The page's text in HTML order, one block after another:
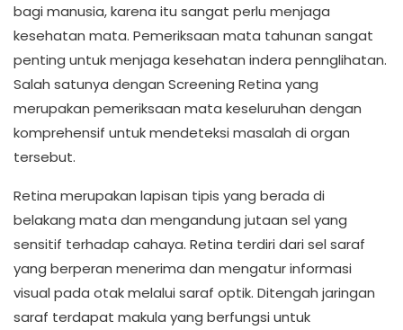
bagi manusia, karena itu sangat perlu menjaga
kesehatan mata. Pemeriksaan mata tahunan sangat
penting untuk menjaga kesehatan indera pennglihatan.
Salah satunya dengan Screening Retina yang
merupakan pemeriksaan mata keseluruhan dengan
komprehensif untuk mendeteksi masalah di organ
tersebut.
Retina merupakan lapisan tipis yang berada di
belakang mata dan mengandung jutaan sel yang
sensitif terhadap cahaya. Retina terdiri dari sel saraf
yang berperan menerima dan mengatur informasi
visual pada otak melalui saraf optik. Ditengah jaringan
saraf terdapat makula yang berfungsi untuk